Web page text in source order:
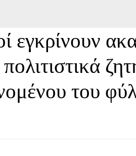
εγκρίνουν
του